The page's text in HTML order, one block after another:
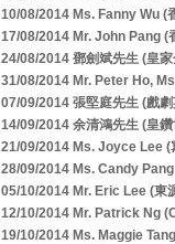
10/08/2014 Ms. Fanny Wu (
17/08/2014 Mr. John Pang (
24/08/2014 鄧劍斌先生 (皇
31/08/2014 Mr. Peter Ho,
07/09/2014 張堅庭先生 (戲
14/09/2014 余清鴻先生 (皇
21/09/2014 Ms. Joyce Lee (
28/09/2014 Ms. Candy
05/10/2014 Mr. Eric Lee (東
12/10/2014 Mr. Patrick Ng
19/10/2014 Ms. Maggie